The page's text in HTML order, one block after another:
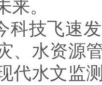
来。
技飞速发
、水资源
代水文监